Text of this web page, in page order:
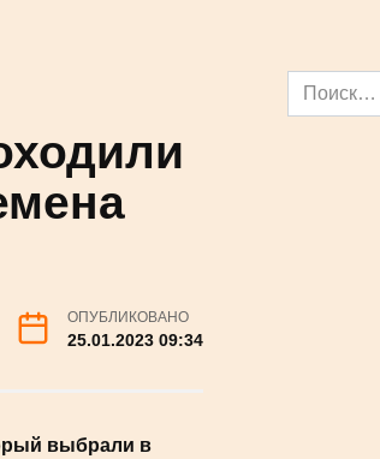
годы
ОПУБЛИКОВАНО
25.01.2023 09:34
который
Search
for: